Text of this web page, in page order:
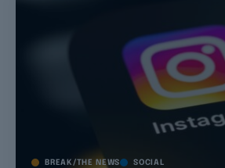
BREAK/THE NEWS SOCIAL